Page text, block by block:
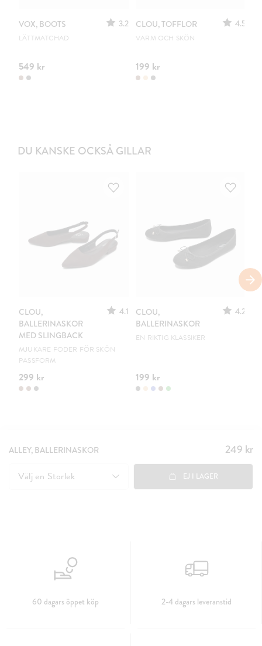
VOX, BOOTS 3.2
LÄTTMATCHAD
549 kr
CLOU, TOFFLOR 4.5
VARM OCH SKÖN
199 kr
DU KANSKE OCKSÅ GILLAR
CLOU,
BALLERINASKOR
MED SLINGBACK
4.1
MJUKARE FODER FÖR SKÖN
PASSFORM
299 kr
CLOU,
BALLERINASKOR
4.2
EN RIKTIG KLASSIKER
199 kr
ALLEY, BALLERINASKOR Pris:
249 kr
249 kr
Välj en Storlek EJ I LAGER
60 dagars öppet köp 2-4 dagars leveranstid